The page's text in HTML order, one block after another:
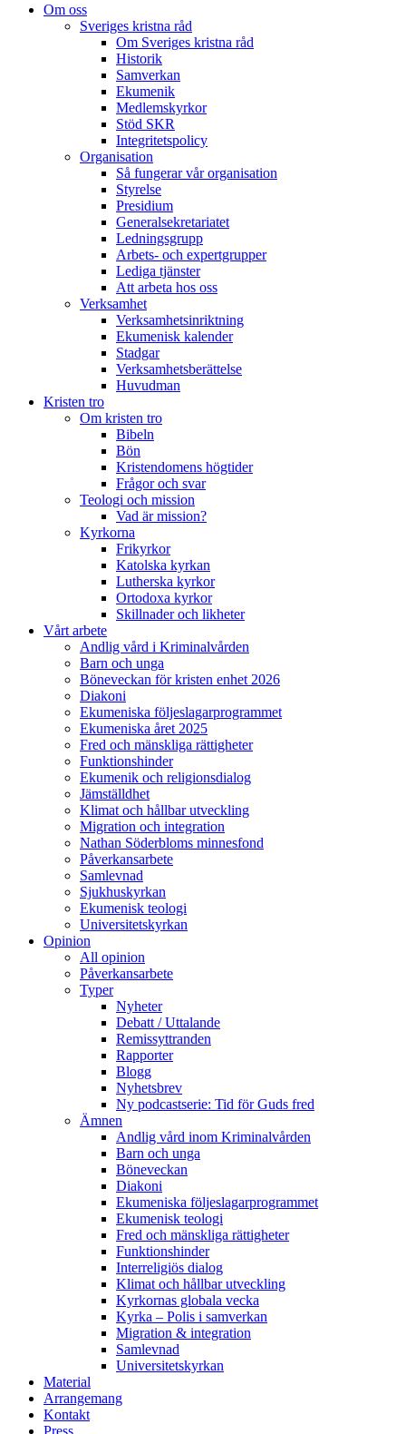
Om oss
Sveriges kristna råd
Om Sveriges kristna råd
Historik
Samverkan
Ekumenik
Medlemskyrkor
Stöd SKR
Integritetspolicy
Organisation
Så fungerar vår organisation
Styrelse
Presidium
Generalsekretariatet
Ledningsgrupp
Arbets- och expertgrupper
Lediga tjänster
Att arbeta hos oss
Verksamhet
Verksamhetsinriktning
Ekumenisk kalender
Stadgar
Verksamhetsberättelse
Huvudman
Kristen tro
Om kristen tro
Bibeln
Bön
Kristendomens högtider
Frågor och svar
Teologi och mission
Vad är mission?
Kyrkorna
Frikyrkor
Katolska kyrkan
Lutherska kyrkor
Ortodoxa kyrkor
Skillnader och likheter
Vårt arbete
Andlig vård i Kriminalvården
Barn och unga
Böneveckan för kristen enhet 2026
Diakoni
Ekumeniska följeslagarprogrammet
Ekumeniska året 2025
Fred och mänskliga rättigheter
Funktionshinder
Ekumenik och religionsdialog
Jämställdhet
Klimat och hållbar utveckling
Migration och integration
Nathan Söderbloms minnesfond
Påverkansarbete
Samlevnad
Sjukhuskyrkan
Ekumenisk teologi
Universitetskyrkan
Opinion
All opinion
Påverkansarbete
Typer
Nyheter
Debatt / Uttalande
Remissyttranden
Rapporter
Blogg
Nyhetsbrev
Ny podcastserie: Tid för Guds fred
Ämnen
Andlig vård inom Kriminalvården
Barn och unga
Böneveckan
Diakoni
Ekumeniska följeslagarprogrammet
Ekumenisk teologi
Fred och mänskliga rättigheter
Funktionshinder
Interreligiös dialog
Klimat och hållbar utveckling
Kyrkornas globala vecka
Kyrka – Polis i samverkan
Migration & integration
Samlevnad
Universitetskyrkan
Material
Arrangemang
Kontakt
Press